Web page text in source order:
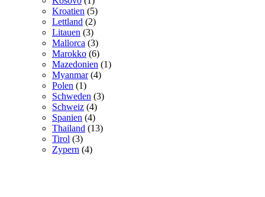
Kroatien (5)
Lettland (2)
Litauen (3)
Mallorca (3)
Marokko (6)
Mazedonien (1)
Myanmar(4)
Polen (1)
Schweden (3)
Schweiz (4)
Spanien (4)
Thailand (13)
Tirol (3)
Zypern (4)